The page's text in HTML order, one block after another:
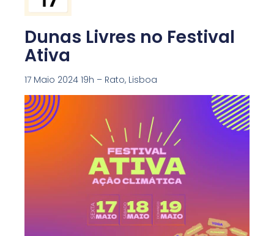
Dunas Livres no Festival
Ativa
17 Maio 2024 19h – Rato, Lisboa